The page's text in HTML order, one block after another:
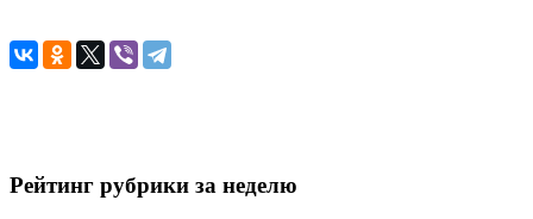
Рейтинг рубрики за неделю